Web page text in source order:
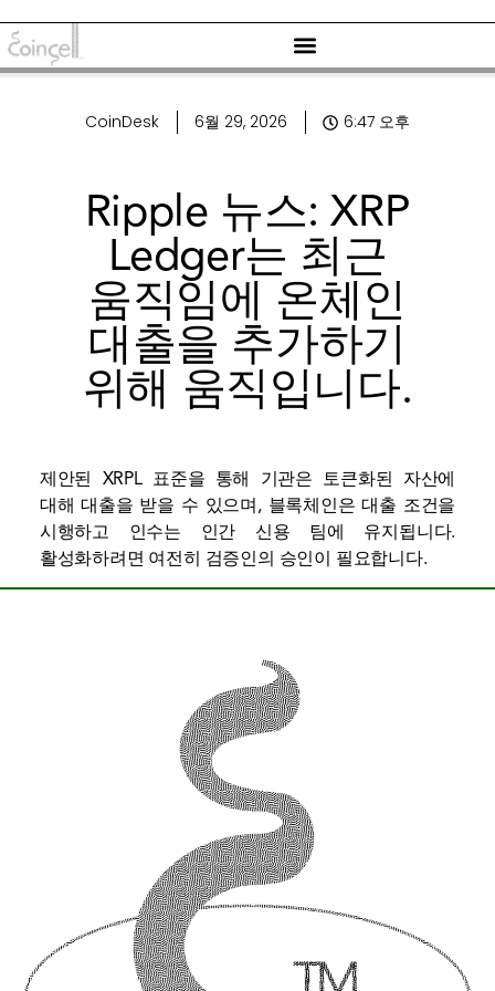
CoinDesk 6월 29, 2026 6:47 오후
Ripple 뉴스: XRP
Ledger는 최근
움직임에 온체인
대출을 추가하기
위해 움직입니다.
제안된 XRPL 표준을 통해 기관은 토큰화된 자산에
대해 대출을 받을 수 있으며, 블록체인은 대출 조건을
시행하고 인수는 인간 신용 팀에 유지됩니다.
활성화하려면 여전히 검증인의 승인이 필요합니다.